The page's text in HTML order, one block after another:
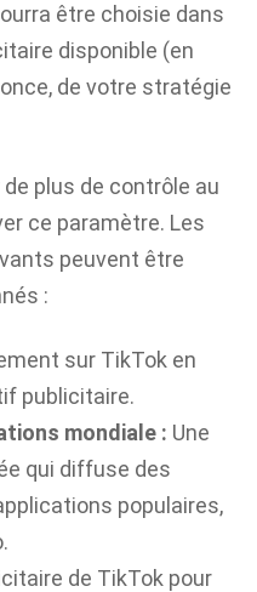
être choisie dans
disponible (en
de votre stratégie
plus de contrôle au
ce paramètre. Les
peuvent être
:
sur TikTok en
publicitaire.
mondiale : Une
qui diffuse des
populaires,
de TikTok pour